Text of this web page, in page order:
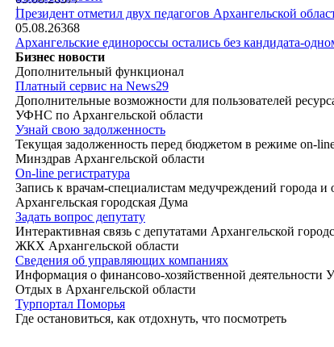
|
Президент отметил двух педагогов Архангельской
05.08.26368
Архангельские единороссы остались без кандидата-
Бизнес новости
Дополнительный функционал
Платный сервис на News29
Дополнительные возможности для пользователей
УФНС по Архангельской области
Узнай свою задолженность
Текущая задолженность перед бюджетом в режиме on-
Минздрав Архангельской области
On-line регистратура
Запись к врачам-специалистам медучреждений города и
Архангельская городская Дума
Задать вопрос депутату
Интерактивная связь с депутатами Архангельской
ЖКХ Архангельской области
Сведения об управляющих компаниях
Информация о финансово-хозяйственной
Отдых в Архангельской области
Турпортал Поморья
Где остановиться, как отдохнуть, что посмотреть